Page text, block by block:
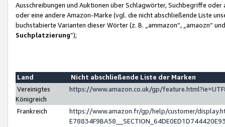
Ausschreibungen und Auktionen über Schlagwörter, Suchbegriffe
oder eine andere Amazon-Marke (vgl. die nicht abschließende Liste
buchstabierte Varianten dieser Wörter (z. B. „ammazon“, „amaozn“
Suchplatzierung”);
Land
Nicht abschließende Liste der Marken
Vereinigtes
Königreich
https://www.amazon.co.uk/gp/
Frankreich
https://www.amazon.fr/gp/help/customer/